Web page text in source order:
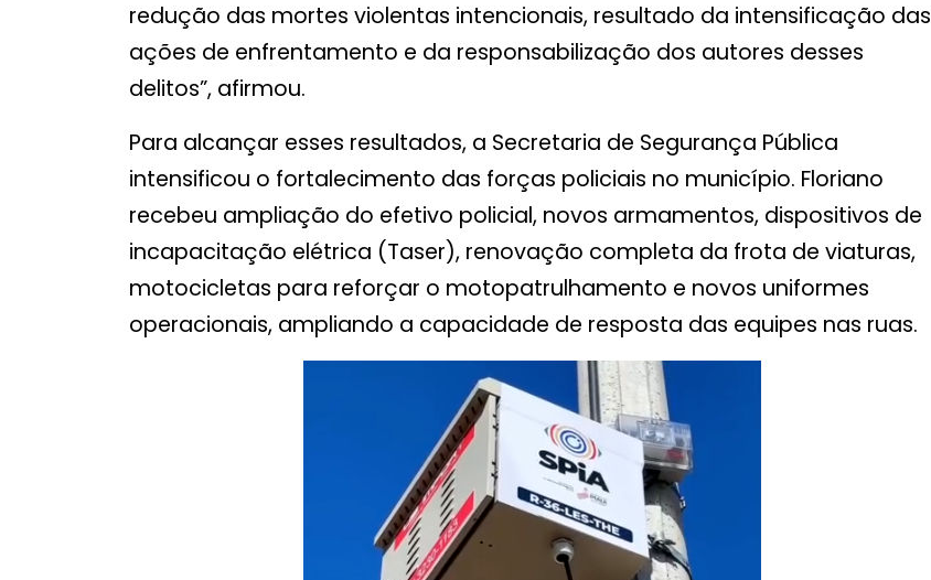
redução das mortes violentas intencionais, resultado da intensificação das
ações de enfrentamento e da responsabilização dos autores desses
delitos”, afirmou.
Para alcançar esses resultados, a Secretaria de Segurança Pública
intensificou o fortalecimento das forças policiais no município. Floriano
recebeu ampliação do efetivo policial, novos armamentos, dispositivos de
incapacitação elétrica (Taser), renovação completa da frota de viaturas,
motocicletas para reforçar o motopatrulhamento e novos uniformes
operacionais, ampliando a capacidade de resposta das equipes nas ruas.